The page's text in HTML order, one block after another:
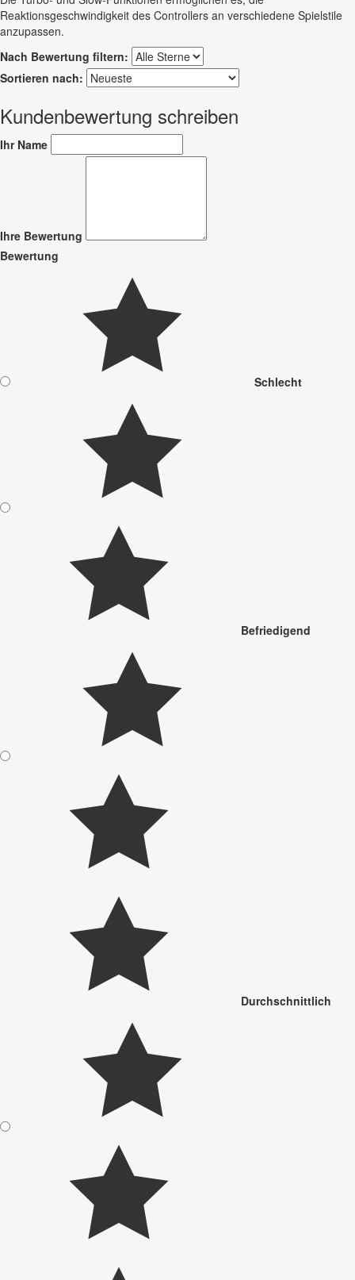
Reaktionsgeschwindigkeit des Controllers an verschiedene Spielstile
anzupassen.
Nach Bewertung filtern:
Sortieren nach:
Kundenbewertung schreiben
Ihr Name
Ihre Bewertung
Bewertung
Schlecht
Befriedigend
Durchschnittlich